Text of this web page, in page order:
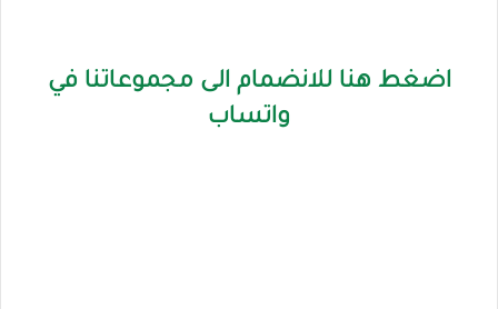
اضغط هنا للانضمام الى مجموعاتنا في
واتساب